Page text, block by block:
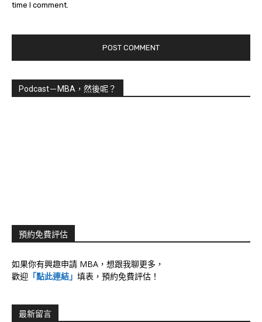
time I comment.
Podcast－MBA，然後呢？
預約免費評估
如果你有興趣申請 MBA，想跟我聊更多，
歡迎 「點此連結」 填表，預約免費評估！
最新留言